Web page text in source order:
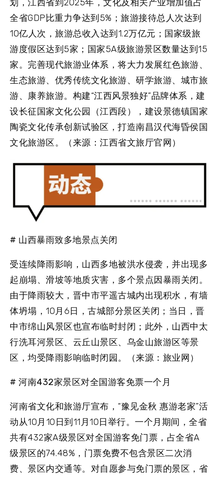
划，江西省到2025年，文化及相关产业增加值占
全省GDP比重力争达到5%；旅游接待总人次达到
10亿人次，旅游总收入达到1.2万亿元；国家级旅
游度假区达到5家；国家5A级旅游景区数量达到15
家。完善现代旅游业体系，将大力发展红色旅游、
生态旅游、优秀传统文化旅游、研学旅游、城市旅
游、康养旅游。构建“江西风景独好”品牌体系，建
设长征国家文化公园（江西段），建设景德镇国家
陶瓷文化传承创新试验区，打造南昌汉代海昏侯国
文化旅游区。（来源：江西省文旅厅官网）
# 山西暴雨致多地景点关闭
受连续降雨影响，山西多地被洪水侵袭，并出现多
起崩塌、滑坡等地质灾害，多个景点因暴雨关闭。
由于降雨较大，晋中市平遥古城内出现积水，有墙
体坍塌，10月6日，古城部分景区关闭；当日，晋
中市绵山风景区也宣布临时封闭；此外，山西中太
行洗耳河景区、云丘山景区、乌金山旅游区等景
区，均受降雨影响临时闭园。（来源：旅业网）
# 河南432家景区对全国游客免票一个月
河南省文化和旅游厅宣布，“豫见金秋 惠游老家”活
动从10月10日到11月10日举行。一个月期间，全省
共有432家A级景区对全国游客免门票，占全省A
级景区的74.48%，门票免费不包含景区二次消
费、景区内交通等。对自愿参与免门票的景区，省